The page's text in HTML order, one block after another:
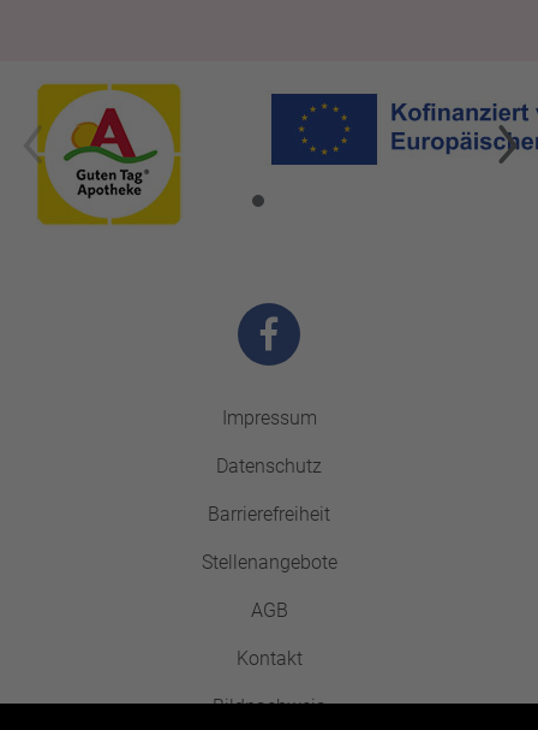
Impressum
Datenschutz
Barrierefreiheit
Stellenangebote
AGB
Kontakt
Bildnachweis